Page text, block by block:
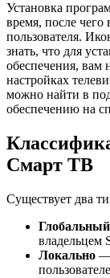
Установка
время, после чего
пользователя.
знать, что для
обеспечения, вам
настройках
можно найти в
обеспечению на
Смарт ТВ
Существует два
Глобальный
владельцем
Локально —